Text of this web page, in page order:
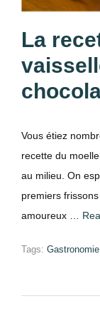
La
Vous étiez
recette du
au milieu. On
premiers
amoureux …
Tags: Gastronomie